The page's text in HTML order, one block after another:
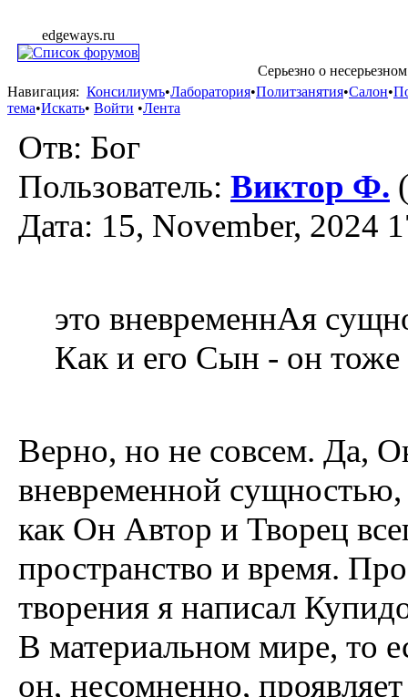
edgeways.ru
Серьезно о
Навигация: Консилиумъ•Лаборатория•Политзанятия•Салон•
тема•Искать• Войти •Лента
Отв: Бог
Пользователь: Виктор Ф.
Дата: 15, November, 2024
это вневременнАя
Как и его Сын - он тоже
Верно, но не совсем. Да,
вневременной сущностью,
как Он Автор и Творец
пространство и время.
творения я написал
В материальном мире, то
он, несомненно,